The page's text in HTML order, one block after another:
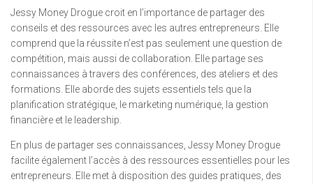
Jessy Money Drogue croit en l’importance de partager des
conseils et des ressources avec les autres entrepreneurs. Elle
comprend que la réussite n’est pas seulement une question de
compétition, mais aussi de collaboration. Elle partage ses
connaissances à travers des conférences, des ateliers et des
formations. Elle aborde des sujets essentiels tels que la
planification stratégique, le marketing numérique, la gestion
financière et le leadership.
En plus de partager ses connaissances, Jessy Money Drogue
facilite également l’accès à des ressources essentielles pour les
entrepreneurs. Elle met à disposition des guides pratiques, des